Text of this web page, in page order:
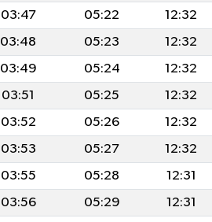
03:47 05:22 12:32
03:48 05:23 12:32
03:49 05:24 12:32
03:51 05:25 12:32
03:52 05:26 12:32
03:53 05:27 12:32
03:55 05:28 12:31
03:56 05:29 12:31